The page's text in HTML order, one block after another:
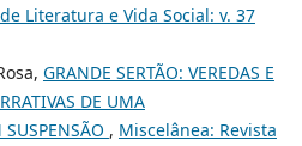
Literatura e Vida Social: v. 37
GRANDE SERTÃO: VEREDAS E
DE UMA
, Miscelânea: Revista